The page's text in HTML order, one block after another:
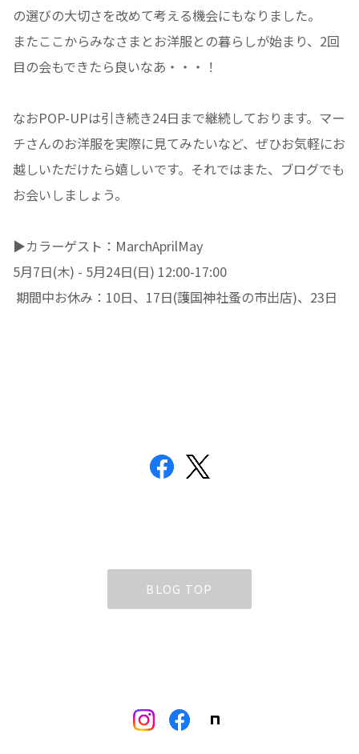
の選びの大切さを改めて考える機会にもなりました。
またここからみなさまとお洋服との暮らしが始まり、2回
目の会もできたら良いなあ・・・！
なおPOP-UPは引き続き24日まで継続しております。マー
チさんのお洋服を実際に見てみたいなど、ぜひお気軽にお
越しいただけたら嬉しいです。それではまた、ブログでも
お会いしましょう。
▶︎カラーゲスト：MarchAprilMay
5月7日(木) - 5月24日(日) 12:00-17:00
期間中お休み：10日、17日(護国神社蚤の市出店)、23日
BLOG TOP